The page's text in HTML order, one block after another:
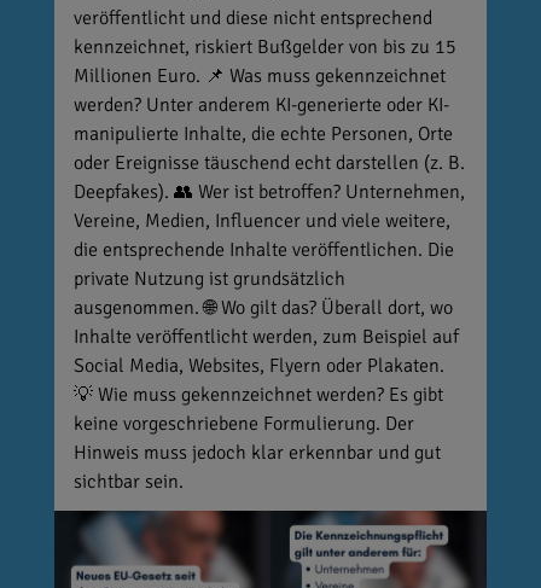
veröffentlicht und diese nicht entsprechend
kennzeichnet, riskiert Bußgelder von bis zu 15
Millionen Euro. 📌 Was muss gekennzeichnet
werden? Unter anderem KI-generierte oder KI-
manipulierte Inhalte, die echte Personen, Orte
oder Ereignisse täuschend echt darstellen (z. B.
Deepfakes). 👥 Wer ist betroffen? Unternehmen,
Vereine, Medien, Influencer und viele weitere,
die entsprechende Inhalte veröffentlichen. Die
private Nutzung ist grundsätzlich
ausgenommen. 🌐 Wo gilt das? Überall dort, wo
Inhalte veröffentlicht werden, zum Beispiel auf
Social Media, Websites, Flyern oder Plakaten.
💡 Wie muss gekennzeichnet werden? Es gibt
keine vorgeschriebene Formulierung. Der
Hinweis muss jedoch klar erkennbar und gut
sichtbar sein.